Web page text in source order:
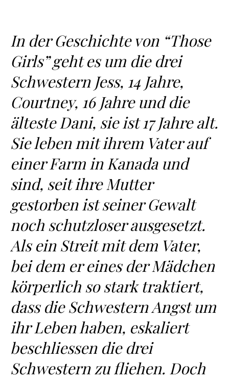
In der Geschichte von “Those
Girls” geht es um die drei
Schwestern Jess, 14 Jahre,
Courtney, 16 Jahre und die
älteste Dani, sie ist 17 Jahre alt.
Sie leben mit ihrem Vater auf
einer Farm in Kanada und
sind, seit ihre Mutter
gestorben ist seiner Gewalt
noch schutzloser ausgesetzt.
Als ein Streit mit dem Vater,
bei dem er eines der Mädchen
körperlich so stark traktiert,
dass die Schwestern Angst um
ihr Leben haben, eskaliert
beschliessen die drei
Schwestern zu fliehen. Doch